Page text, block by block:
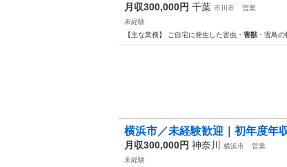
月収300,000円 千葉 市川市
営業
未経験
【主な業務】 ご自宅に発生した害虫・ 害獣 ・害鳥
横浜市／未経験歓迎｜初年度年
月収300,000円 神奈川 横浜市
営業
未経験